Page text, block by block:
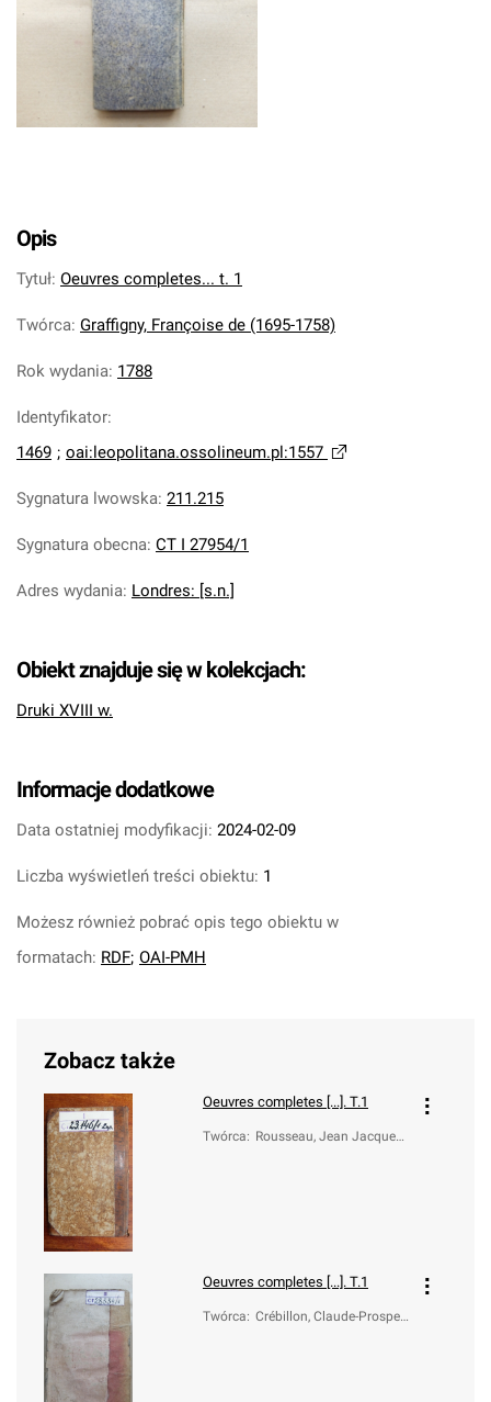
Opis
Tytuł: Oeuvres completes... t. 1
Twórca: Graffigny, Françoise de (1695-1758)
Rok wydania: 1788
Identyfikator:
1469 ; oai:leopolitana.ossolineum.pl:1557
Sygnatura lwowska: 211.215
Sygnatura obecna: CT I 27954/1
Adres wydania: Londres: [s.n.]
Obiekt znajduje się w kolekcjach:
Druki XVIII w.
Informacje dodatkowe
Data ostatniej modyfikacji: 2024-02-09
Liczba wyświetleń treści obiektu: 1
Możesz również pobrać opis tego obiektu w
formatach: RDF; OAI-PMH
Zobacz także
Oeuvres completes [...]. T.1
Twórca: Rousseau, Jean Jacques
Oeuvres completes [...]. T.1
Twórca: Crébillon, Claude-Prosper